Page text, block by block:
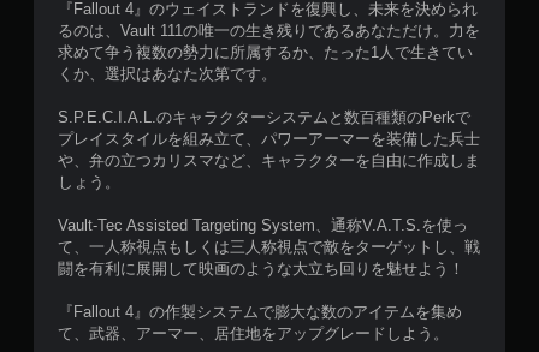
で
プ
レ
可
能
ト
ー
エ
フ
ク
ト
『Fallout 4』のウェイストランドを復興し、未来を決められ
るのは、Vault 111の唯一の生き残りであるあなただけ。力を
求めて争う複数の勢力に所属するか、たった1人で生きてい
くか、選択はあなた次第です。
S.P.E.C.I.A.L.のキャラクターシステムと数百種類のPerkで
プレイスタイルを組み立て、パワーアーマーを装備した兵士
や、弁の立つカリスマなど、キャラクターを自由に作成しま
しょう。
Vault-Tec Assisted Targeting System、通称V.A.T.S.を使っ
て、一人称視点もしくは三人称視点で敵をターゲットし、戦
闘を有利に展開して映画のような大立ち回りを魅せよう！
『Fallout 4』の作製システムで膨大な数のアイテムを集め
て、武器、アーマー、居住地をアップグレードしよう。